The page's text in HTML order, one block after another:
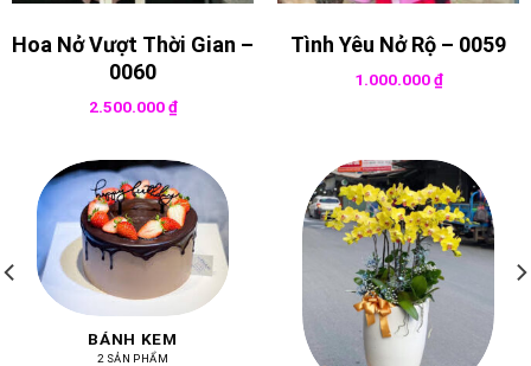
Hoa Nở Vượt Thời Gian –
0060
2.500.000₫
Tình Yêu Nở Rộ – 0059
1.000.000₫
BÁNH KEM
2 SẢN PHẨM